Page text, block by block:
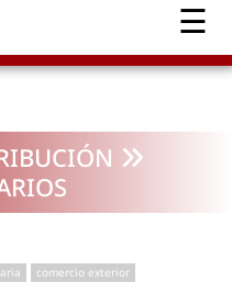
comercio exterior